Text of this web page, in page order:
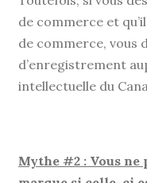
de commerce et
de commerce, vous
d’enregistrement
intellectuelle du
Mythe #2 : Vous